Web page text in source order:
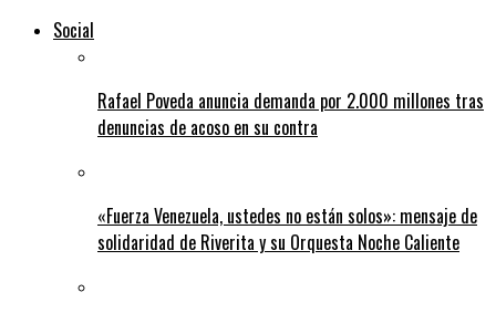
Social
Rafael Poveda anuncia demanda por 2.000 millones tras
denuncias de acoso en su contra
«Fuerza Venezuela, ustedes no están solos»: mensaje de
solidaridad de Riverita y su Orquesta Noche Caliente